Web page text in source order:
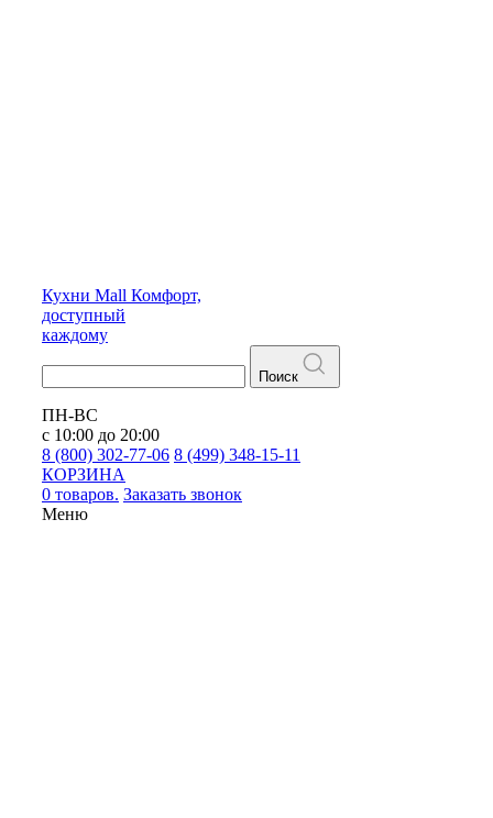
Кухни Mall Комфорт,
доступный
каждому
Поиск
ПН-ВС
с 10:00 до 20:00
8 (800) 302-77-06 8 (499) 348-15-11
КОРЗИНА
0 товаров. Заказать звонок
Меню